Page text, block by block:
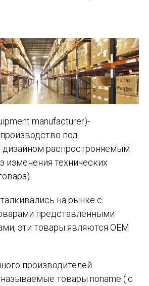
manufacturer)-
под
распростроняемым
изменения технических
на рынке с
представленными
эти товары являются OEM
производителей
товары noname ( с